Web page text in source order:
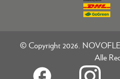
© Copyright 2026.
Alle